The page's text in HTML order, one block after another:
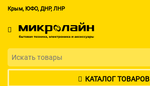
Крым, ЮФО, ДНР, ЛНР
КАТАЛОГ ТОВАРОВ